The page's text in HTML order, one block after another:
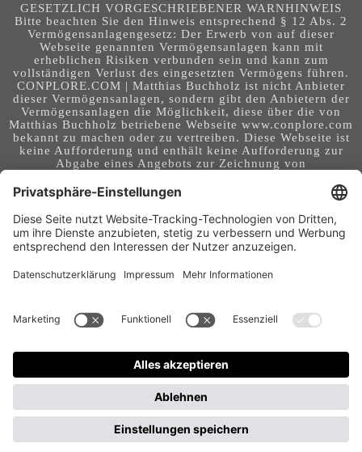
GESETZLICH VORGESCHRIEBENER WARNHINWEIS
Bitte beachten Sie den Hinweis entsprechend § 12 Abs. 2
Vermögensanlagengesetz: Der Erwerb von auf dieser
Webseite genannten Vermögensanlagen kann mit
erheblichen Risiken verbunden sein und kann zum
vollständigen Verlust des eingesetzten Vermögens führen.
CONPLORE.COM | Matthias Buchholz ist nicht Anbieter
dieser Vermögensanlagen, sondern gibt den Anbietern der
Vermögensanlagen die Möglichkeit, diese über die von
Matthias Buchholz betriebene Webseite www.conplore.com
bekannt zu machen oder zu vertreiben. Diese Webseite ist
keine Aufforderung und enthält keine Aufforderung zur
Abgabe eines Angebots zur Zeichnung von
über Vermögensanlagen. Die Webseite richtet sich an ein
internationales Publikum. Sie stellt keine Beratung,
Anlageberatung, Rechtsberatung, Steuerberatung,
Kaufaufforderung oder sonstige Empfehlung dar - es
handelt sich um Werbung. Ob die in auf dieser Webseite
genannten Informationen, Anlagemöglichkeiten,
Instrumente in Ihrem Land rechtskonform (nutzbar) sind
eigenständigen Prüfung. Geldanlagen und Investitionen
können mit Risiken bis hin zum Totalausfall verbunden
der bereitgestellten Informationen entstehen, und für die
Qualität und Aktualität der Angaben, übernimmt der
Betreiber dieser Webseite keine Verantwortung, Garantien
und Haftung.
Gastbeitrag veröffentlichen
Wirtschaftsmagazin für Frauen und von Frauen – Warum Conplore bewusst auch ein Frauen-